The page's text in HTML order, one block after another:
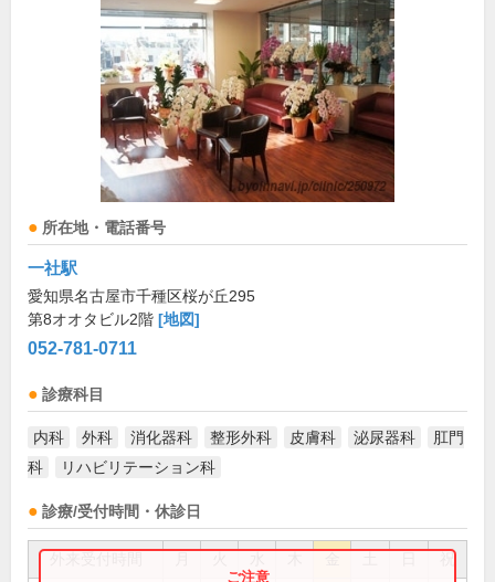
所在地・電話番号
一社駅
愛知県名古屋市千種区桜が丘295
第8オオタビル2階 [地図]
052-781-0711
診療科目
内科 外科 消化器科 整形外科 皮膚科 泌尿器科
肛門
科
リハビリテーション科
診療/受付時間・休診日
祝